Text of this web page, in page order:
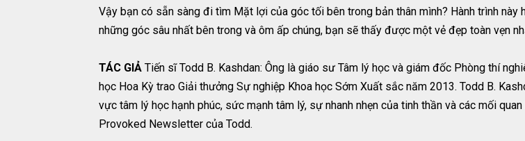
Vậy bạn có sẵn sàng đi tìm Mặt lợi của góc tối bên trong bản thân mình? Hành trình này
những góc sâu nhất bên trong và ôm ấp chúng, bạn sẽ thấy được một vẻ đẹp toàn vẹn
TÁC GIẢ Tiến sĩ Todd B. Kashdan: Ông là giáo sư Tâm lý học và giám đốc Phòng thí
học Hoa Kỳ trao Giải thưởng Sự nghiệp Khoa học Sớm Xuất sắc năm 2013. Todd B.
vực tâm lý học hạnh phúc, sức mạnh tâm lý, sự nhanh nhẹn của tinh thần và các mối
Provoked Newsletter của Todd.